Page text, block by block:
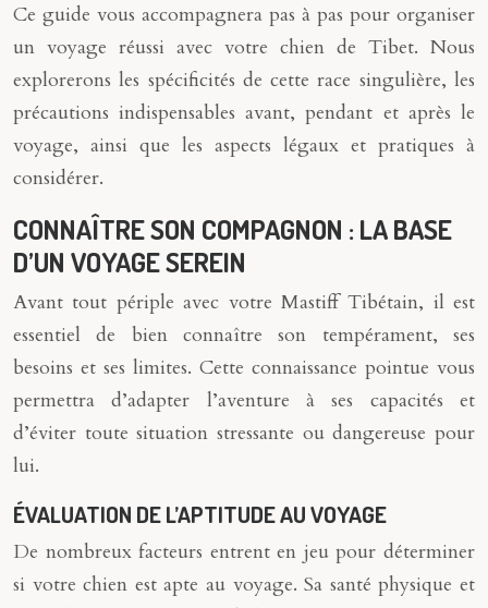
Ce guide vous accompagnera pas à pas pour organiser
un voyage réussi avec votre chien de Tibet. Nous
explorerons les spécificités de cette race singulière, les
précautions indispensables avant, pendant et après le
voyage, ainsi que les aspects légaux et pratiques à
considérer.
CONNAÎTRE SON COMPAGNON : LA BASE
D’UN VOYAGE SEREIN
Avant tout périple avec votre Mastiff Tibétain, il est
essentiel de bien connaître son tempérament, ses
besoins et ses limites. Cette connaissance pointue vous
permettra d’adapter l’aventure à ses capacités et
d’éviter toute situation stressante ou dangereuse pour
lui.
ÉVALUATION DE L’APTITUDE AU VOYAGE
De nombreux facteurs entrent en jeu pour déterminer
si votre chien est apte au voyage. Sa santé physique et